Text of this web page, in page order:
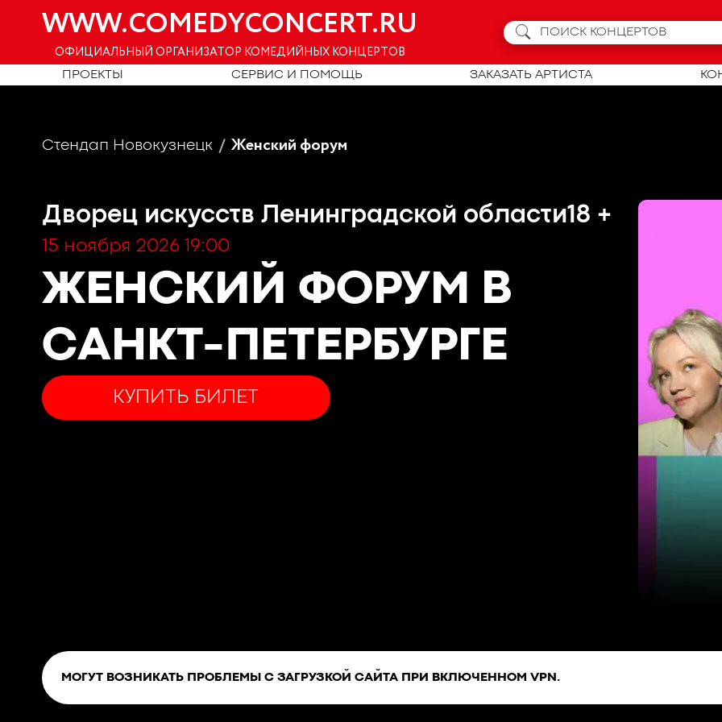
WWW.COMEDYCONCERT.RU
ОФИЦИАЛЬНЫЙ ОРГАНИЗАТОР КОМЕДИЙНЫХ КОНЦЕРТОВ
ПРОЕКТЫ СЕРВИС И ПОМОЩЬ ЗАКАЗАТЬ АРТИСТА
Стендап Новокузнецк Женский форум
Дворец искусств Ленинградской области18 +
15 ноября 2026 19:00
ЖЕНСКИЙ ФОРУМ
В
САНКТ-ПЕТЕРБУРГЕ
КУПИТЬ БИЛЕТ
МОГУТ ВОЗНИКАТЬ ПРОБЛЕМЫ С ЗАГРУЗКОЙ САЙТА ПРИ ВКЛЮЧЕННОМ VPN.